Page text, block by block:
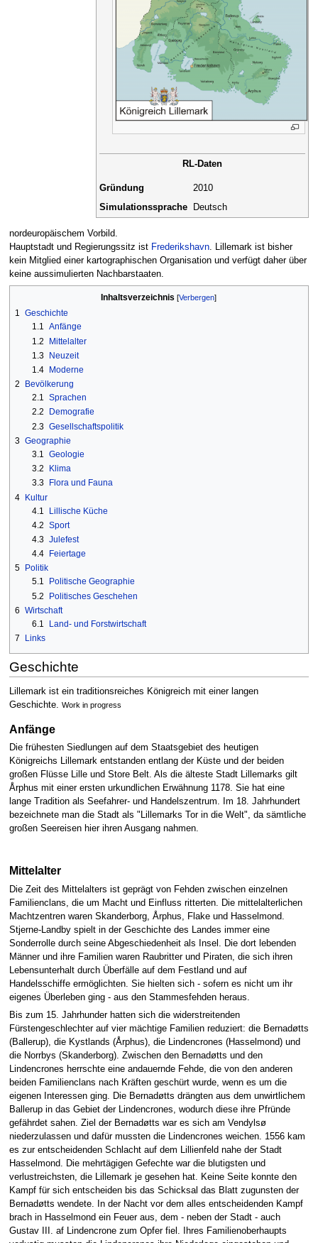
RL-Daten
Gründung
2010
Simulationssprache
Deutsch
nordeuropäischem Vorbild.
Hauptstadt und Regierungssitz ist Frederikshavn. Lillemark ist bisher
kein Mitglied einer kartographischen Organisation und verfügt daher über
keine aussimulierten Nachbarstaaten.
Inhaltsverzeichnis
1 Geschichte
1.1 Anfänge
1.2
Mittelalter
1.3 Neuzeit
1.4
Moderne
2
Bevölkerung
2.1 Sprachen
2.2
Demografie
2.3 Gesellschaftspolitik
3 Geographie
3.1 Geologie
3.2
Klima
3.3
Flora und Fauna
4 Kultur
4.1
Lillische Küche
4.2 Sport
4.3 Julefest
4.4
Feiertage
5
Politik
5.1
Politische Geographie
5.2
Politisches Geschehen
6 Wirtschaft
6.1
Land- und Forstwirtschaft
7
Links
Geschichte
Lillemark ist ein traditionsreiches Königreich mit einer langen
Geschichte. Work in progress
Anfänge
Die frühesten Siedlungen auf dem Staatsgebiet des heutigen
Königreichs Lillemark entstanden entlang der Küste und der beiden
großen Flüsse Lille und Store Belt. Als die älteste Stadt Lillemarks gilt
Årphus mit einer ersten urkundlichen Erwähnung 1178. Sie hat eine
lange Tradition als Seefahrer- und Handelszentrum. Im 18. Jahrhundert
bezeichnete man die Stadt als "Lillemarks Tor in die Welt", da sämtliche
großen Seereisen hier ihren Ausgang nahmen.
Mittelalter
Die Zeit des Mittelalters ist geprägt von Fehden zwischen einzelnen
Familienclans, die um Macht und Einfluss ritterten. Die mittelalterlichen
Machtzentren waren Skanderborg, Årphus, Flake und Hasselmond.
Stjerne-Landby spielt in der Geschichte des Landes immer eine
Sonderrolle durch seine Abgeschiedenheit als Insel. Die dort lebenden
Männer und ihre Familien waren Raubritter und Piraten, die sich ihren
Lebensunterhalt durch Überfälle auf dem Festland und auf
Handelsschiffe ermöglichten. Sie hielten sich - sofern es nicht um ihr
eigenes Überleben ging - aus den Stammesfehden heraus.
Bis zum 15. Jahrhunder hatten sich die widerstreitenden
Fürstengeschlechter auf vier mächtige Familien reduziert: die Bernadøtts
(Ballerup), die Kystlands (Årphus), die Lindencrones (Hasselmond) und
die Norrbys (Skanderborg). Zwischen den Bernadøtts und den
Lindencrones herrschte eine andauernde Fehde, die von den anderen
beiden Familienclans nach Kräften geschürt wurde, wenn es um die
eigenen Interessen ging. Die Bernadøtts drängten aus dem unwirtlichem
Ballerup in das Gebiet der Lindencrones, wodurch diese ihre Pfründe
gefährdet sahen. Ziel der Bernadøtts war es sich am Vendylsø
niederzulassen und dafür mussten die Lindencrones weichen. 1556 kam
es zur entscheidenden Schlacht auf dem Lillienfeld nahe der Stadt
Hasselmond. Die mehrtägigen Gefechte war die blutigsten und
verlustreichsten, die Lillemark je gesehen hat. Keine Seite konnte den
Kampf für sich entscheiden bis das Schicksal das Blatt zugunsten der
Bernadøtts wendete. In der Nacht vor dem alles entscheidenden Kampf
brach in Hasselmond ein Feuer aus, dem - neben der Stadt - auch
Gustav III. af Lindencrone zum Opfer fiel. Ihres Familienoberhaupts